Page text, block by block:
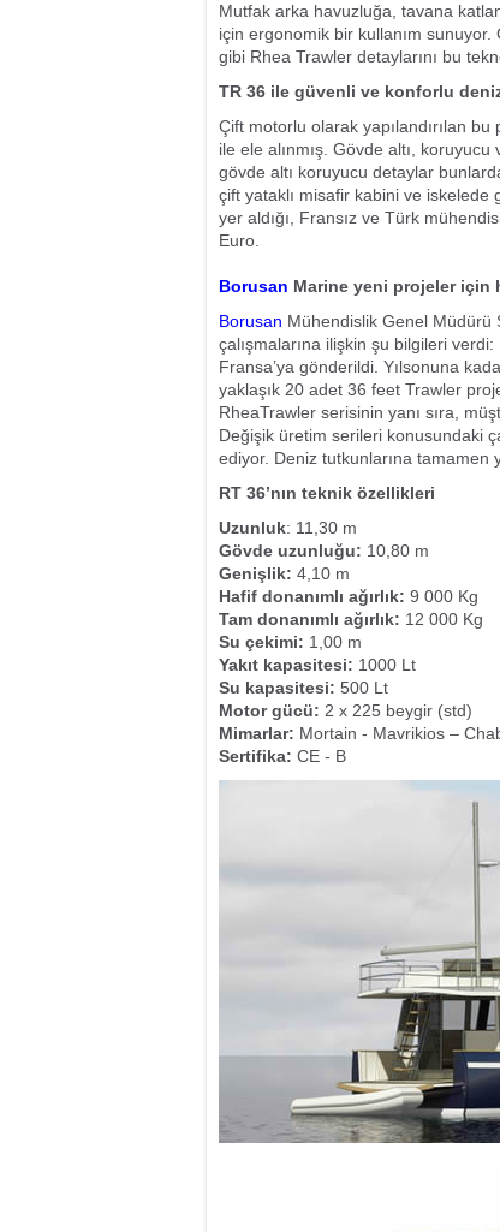
Mutfak arka havuzluğa, tavana
için ergonomik bir kullanım
gibi Rhea Trawler detaylarını bu
TR 36 ile güvenli ve konforlu
Çift motorlu olarak yapılandırılan
ile ele alınmış. Gövde altı,
gövde altı koruyucu detaylar
çift yataklı misafir kabini ve iskelede
yer aldığı, Fransız ve Türk
Euro.
Borusan Marine yeni projeler için
Borusan Mühendislik Genel Müdürü
çalışmalarına ilişkin şu bilgileri
Fransa’ya gönderildi. Yılsonuna
yaklaşık 20 adet 36 feet Trawler
RheaTrawler serisinin yanı sıra,
Değişik üretim serileri konusundaki
ediyor. Deniz tutkunlarına
RT 36’nın teknik özellikleri
Uzunluk: 11,30 m
Gövde uzunluğu: 10,80 m
Genişlik: 4,10 m
Hafif donanımlı ağırlık: 9 000 Kg
Tam donanımlı ağırlık: 12 000 Kg
Su çekimi: 1,00 m
Yakıt kapasitesi: 1000 Lt
Su kapasitesi: 500 Lt
Motor gücü: 2 x 225 beygir (std)
Mimarlar: Mortain - Mavrikios –
Sertifika: CE - B